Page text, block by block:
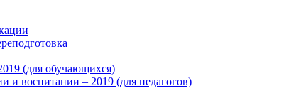
(для обучающихся)
и воспитании – 2019 (для педагогов)